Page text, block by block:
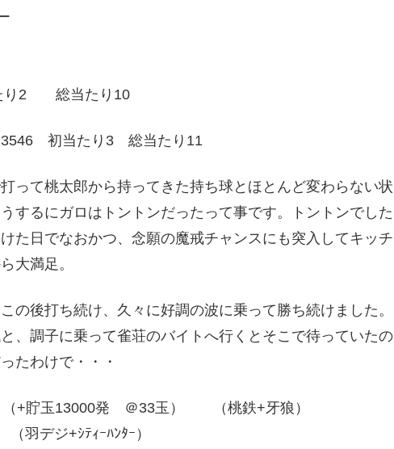
2 総当たり10
初当たり3 総当たり11
って桃太郎から持ってきた持ち球とほとんど変わらない状
するにガロはトントンだったって事です。トントンでした
た日でなおかつ、念願の魔戒チャンスにも突入してキッチ
大満足。
の後打ち続け、久々に好調の波に乗って勝ち続けました。
、調子に乗って雀荘のバイトへ行くとそこで待っていたの
たわけで・・・
玉13000発 ＠33玉） （桃鉄+牙狼）
デジ+ｼﾃｨｰﾊﾝﾀｰ）